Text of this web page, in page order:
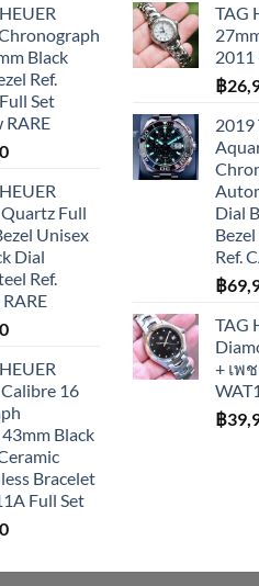
Black
Ref.
Set
RARE
Full
Unisex
Dial
Ref.
16
Black
Bracelet
Full Set
TAG
2011
฿
2019
Dial
Ref.
฿
TAG
+ เพ
฿